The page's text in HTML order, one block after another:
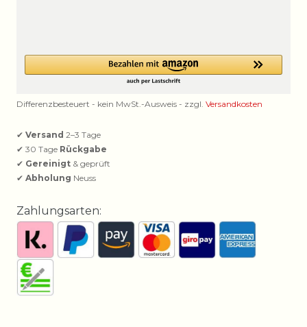
Differenzbesteuert - kein MwSt.-Ausweis - zzgl. Versandkosten
✔ Versand 2–3 Tage
✔ 30 Tage Rückgabe
✔ Gereinigt & geprüft
✔ Abholung Neuss
Zahlungsarten: